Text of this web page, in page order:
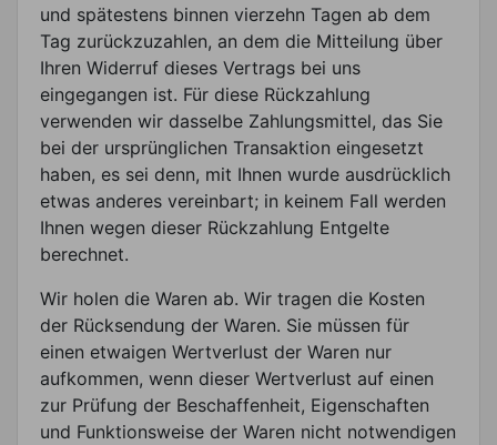
und spätestens binnen vierzehn Tagen ab dem
Tag zurückzuzahlen, an dem die Mitteilung über
Ihren Widerruf dieses Vertrags bei uns
eingegangen ist. Für diese Rückzahlung
verwenden wir dasselbe Zahlungsmittel, das Sie
bei der ursprünglichen Transaktion eingesetzt
haben, es sei denn, mit Ihnen wurde ausdrücklich
etwas anderes vereinbart; in keinem Fall werden
Ihnen wegen dieser Rückzahlung Entgelte
berechnet.
Wir holen die Waren ab. Wir tragen die Kosten
der Rücksendung der Waren. Sie müssen für
einen etwaigen Wertverlust der Waren nur
aufkommen, wenn dieser Wertverlust auf einen
zur Prüfung der Beschaffenheit, Eigenschaften
und Funktionsweise der Waren nicht notwendigen